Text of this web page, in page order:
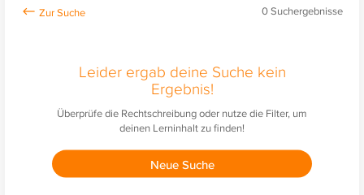
0Suchergebnisse
Leider ergab deine Suche kein
Ergebnis!
Überprüfe die Rechtschreibung oder nutze die Filter, um
deinen Lerninhalt zu finden!
Neue Suche